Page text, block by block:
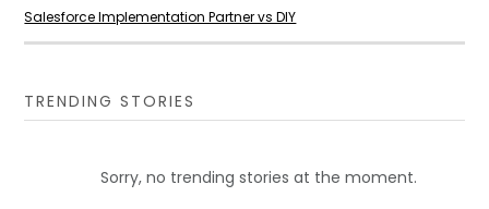
Salesforce Implementation Partner vs DIY
TRENDING STORIES
Sorry, no trending stories at the moment.